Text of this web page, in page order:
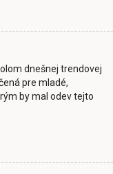
dnešnej trendovej
pre mladé,
by mal odev tejto